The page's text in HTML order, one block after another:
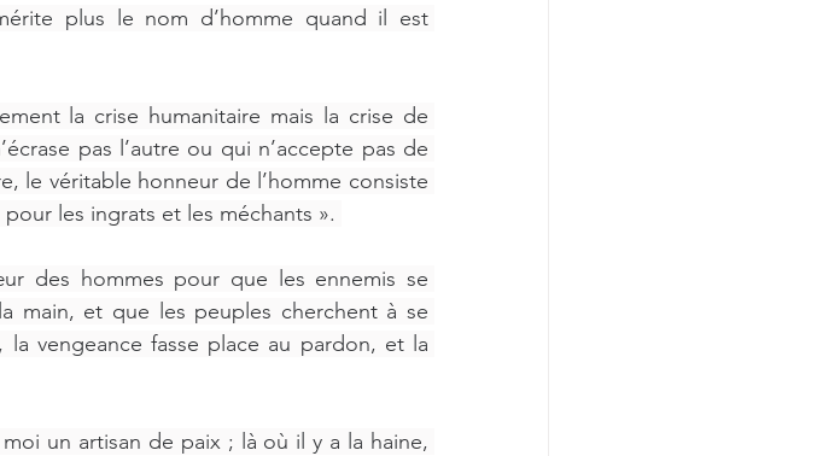
plus le nom d’homme quand il est
la crise humanitaire mais la crise de
pas l’autre ou qui n’accepte pas de
le véritable honneur de l’homme consiste
les ingrats et les méchants ».
des hommes pour que les ennemis se
main, et que les peuples cherchent à se
la vengeance fasse place au pardon, et la
un artisan de paix ; là où il y a la haine,